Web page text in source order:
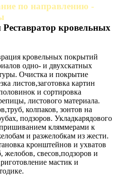
по направлению -
кровельных
кровельных покрытий
одно- и двухскатных
Очистка и покрытие
листов,заготовка картин
и сортировка
листового материала.
колпаков, зонтов на
подзоров. Укладкарядового
кляммерами к
и разжелобкам из жести.
кронштейнов и ухватов
свесов,подзоров и
мастик и